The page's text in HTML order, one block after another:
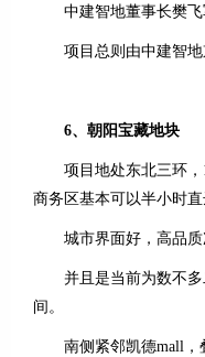
中建智地董事长樊飞
项目总则由中建智地
6、朝阳宝藏地块
项目地处东北三环，
商务区基本可以半小时直
城市界面好，高品质
并且是当前为数不多
间。
南侧紧邻凯德mall，